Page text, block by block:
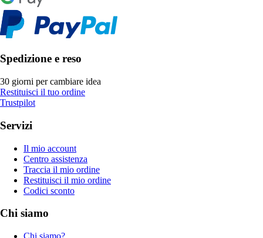
Spedizione e reso
30 giorni per cambiare idea
Restituisci il tuo ordine
Trustpilot
Servizi
Il mio account
Centro assistenza
Traccia il mio ordine
Restituisci il mio ordine
Codici sconto
Chi siamo
Chi siamo?